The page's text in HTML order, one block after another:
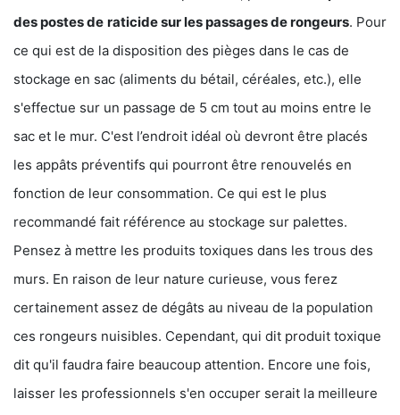
des postes de raticide sur les passages de rongeurs. Pour
ce qui est de la disposition des pièges dans le cas de
stockage en sac (aliments du bétail, céréales, etc.), elle
s'effectue sur un passage de 5 cm tout au moins entre le
sac et le mur. C'est l’endroit idéal où devront être placés
les appâts préventifs qui pourront être renouvelés en
fonction de leur consommation. Ce qui est le plus
recommandé fait référence au stockage sur palettes.
Pensez à mettre les produits toxiques dans les trous des
murs. En raison de leur nature curieuse, vous ferez
certainement assez de dégâts au niveau de la population
ces rongeurs nuisibles. Cependant, qui dit produit toxique
dit qu'il faudra faire beaucoup attention. Encore une fois,
laisser les professionnels s'en occuper serait la meilleure